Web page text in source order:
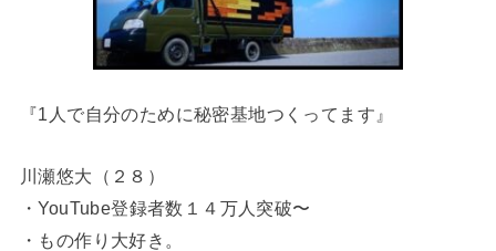
『1人で自分のために秘密基地つくってます』
川瀬悠大（２８）
・YouTube登録者数１４万人突破〜
・もの作り大好き。